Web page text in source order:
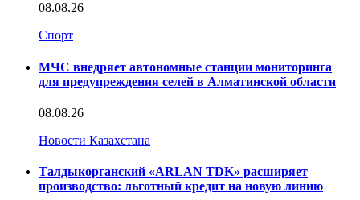
08.08.26
Спорт
МЧС внедряет автономные станции мониторинга
для предупреждения селей в Алматинской области
08.08.26
Новости Казахстана
Талдыкорганский «ARLAN TDK» расширяет
производство: льготный кредит на новую линию